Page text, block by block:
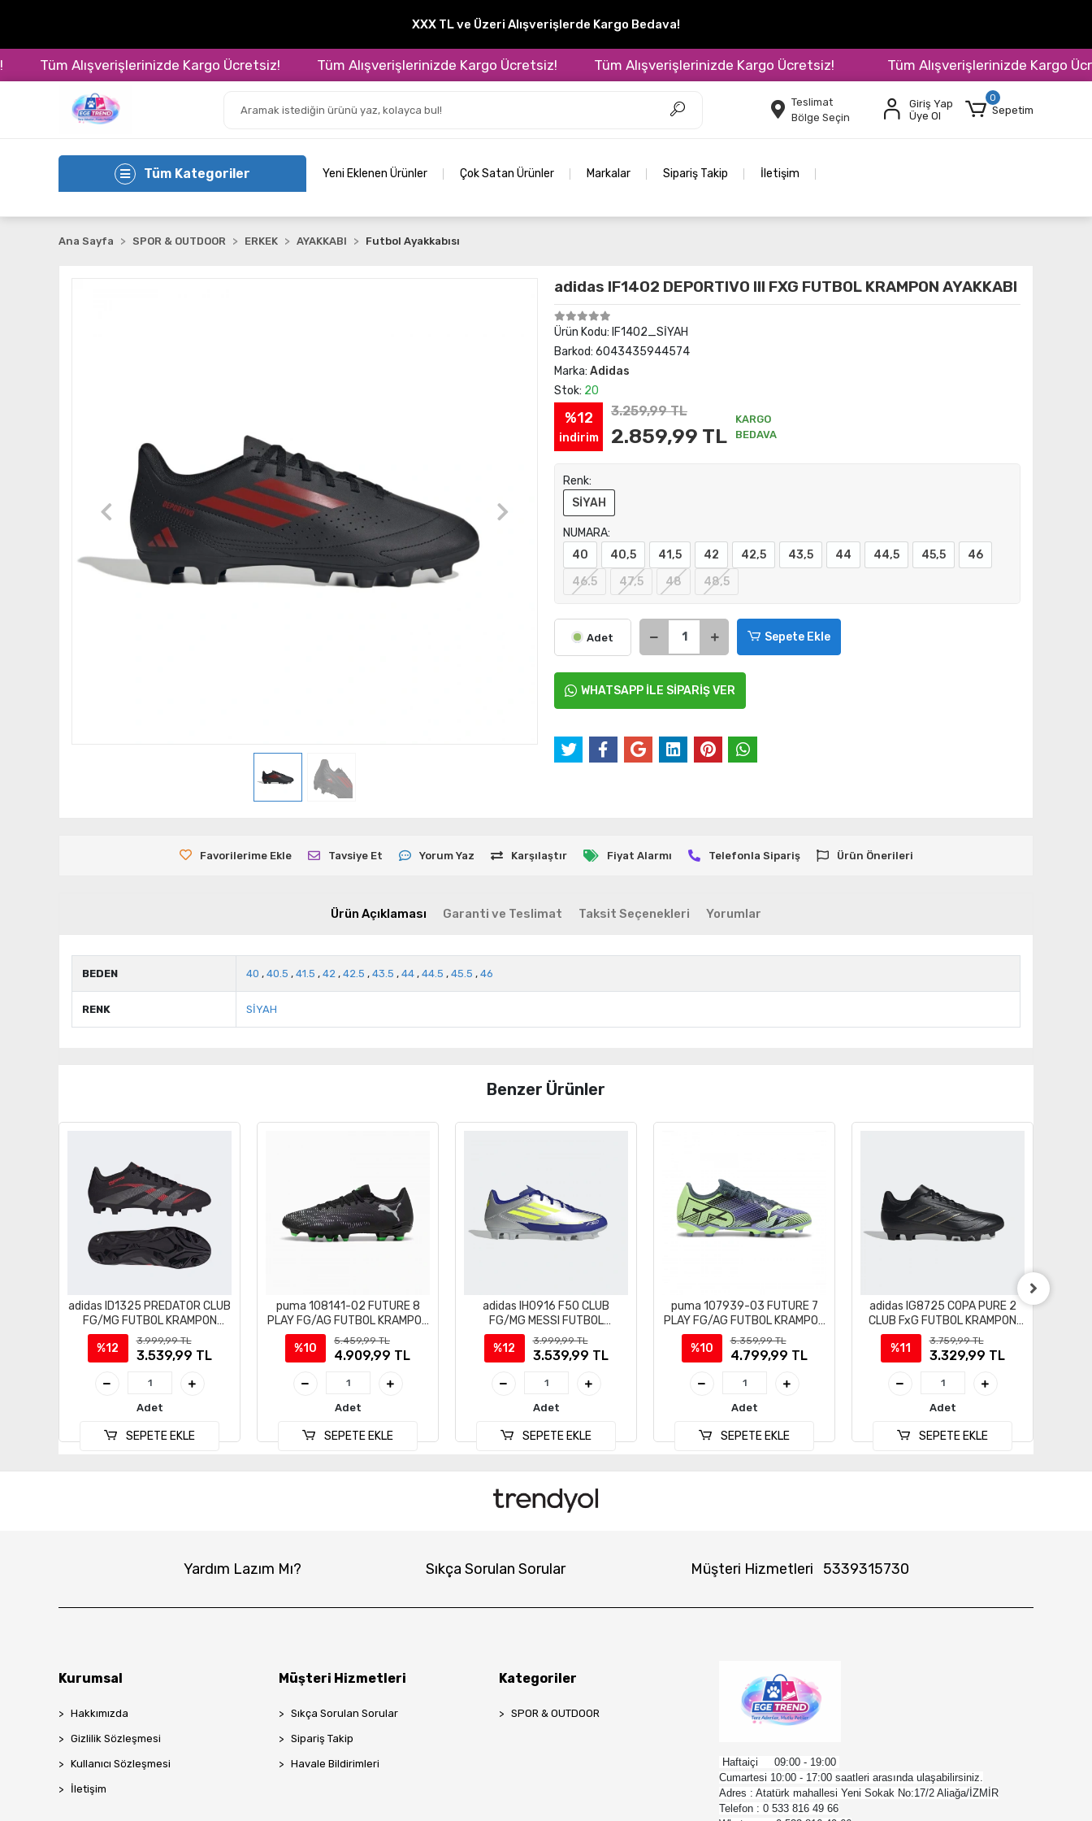
XXX TL ve Üzeri Alışverişlerde Kargo Bedava!
Tüm Alışverişlerinizde Kargo Ücretsiz! Tüm Alışverişlerinizde Kargo Ücretsiz! Tüm Alışverişlerinizde Kargo Ücretsiz! Tüm Alışverişlerinizde Kargo
Teslimat
Bölge Seçin
Giriş Yap
Üye Ol
0
Sepetim
Tüm Kategoriler Yeni Eklenen Ürünler Çok Satan Ürünler Markalar Sipariş Takip İletişim
Ana Sayfa SPOR & OUTDOOR ERKEK AYAKKABI Futbol Ayakkabısı
adidas IF1402 DEPORTIVO III FXG FUTBOL KRAMPON AYAKKABI
Ürün Kodu: IF1402_SİYAH
Barkod: 6043435944574
Marka: Adidas
Stok: 20
%12
indirim
3.259,99 TL
2.859,99 TL
KARGO
BEDAVA
Renk:
SİYAH
NUMARA:
40
40,5 41,5 42 42,5 43,5 44 44,5 45,5
46
46.5
47,5 48 48,5
Adet Sepete Ekle
WHATSAPP İLE SİPARİŞ VER
Favorilerime Ekle Tavsiye Et Yorum Yaz Karşılaştır Fiyat Alarmı Telefonla Sipariş Ürün Önerileri
Ürün Açıklaması Garanti ve Teslimat Taksit Seçenekleri Yorumlar
BEDEN 40 , 40.5 , 41.5 , 42 , 42.5 , 43.5 , 44 , 44.5 , 45.5 , 46
RENK SİYAH
Benzer Ürünler
adidas ID1325 PREDATOR CLUB
FG/MG FUTBOL KRAMPON
AYAKKABI
%12
3.999,99 TL
3.539,99 TL
Adet
SEPETE EKLE
puma 108141-02 FUTURE 8
PLAY FG/AG FUTBOL KRAMPON
AYAKABI
%10
5.459,99 TL
4.909,99 TL
Adet
SEPETE EKLE
adidas IH0916 F50 CLUB
FG/MG MESSI FUTBOL
KRAMPON AYAKKABI
%12
3.999,99 TL
3.539,99 TL
Adet
SEPETE EKLE
puma 107939-03 FUTURE 7
PLAY FG/AG FUTBOL KRAMPON
AYAKKABI
%10
5.359,99 TL
4.799,99 TL
Adet
SEPETE EKLE
adidas IG8725 COPA PURE 2
CLUB FxG FUTBOL KRAMPON
AYAKKABI
%11
3.759,99 TL
3.329,99 TL
Adet
SEPETE EKLE
Yardım Lazım Mı? Sıkça Sorulan Sorular Müşteri Hizmetleri 5339315730
Kurumsal
Hakkımızda
Gizlilik Sözleşmesi
Kullanıcı Sözleşmesi
İletişim
Müşteri Hizmetleri
Sıkça Sorulan Sorular
Sipariş Takip
Havale Bildirimleri
Kategoriler
SPOR & OUTDOOR
Haftaiçi 09:00 - 19:00
Cumartesi 10:00 - 17:00 saatleri arasında ulaşabilirsiniz.
Adres : Atatürk mahallesi Yeni Sokak No:17/2 Aliağa/İZMİR
Telefon : 0 533 816 49 66